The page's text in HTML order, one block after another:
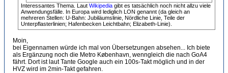
Interessantes Thema. Laut Wikipedia gibt es tatsächlich noch nicht allzu viele
Anwendungsfälle. In Europa wird lediglich LON genannt (da gleich an
mehreren Stellen: U-Bahn: Jubiläumslinie, Nördliche Linie, Teile der
Unterpflasterlinien; Hafenbecken Leichtbahn; Elizabeth-Linie).
Moin,
bei Eigennamen würde ich mal von Übersetzungen absehen... Ich biete
als Ergänzung noch die Metro København, wenngleich die nach GoA4
fährt. Dort ist laut Tante Google auch ein 100s-Takt möglich und in der
HVZ wird im 2min-Takt gefahren.